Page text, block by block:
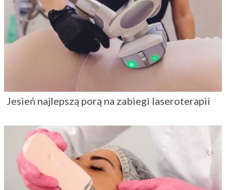
Jesień najlepszą porą na zabiegi laseroterapii